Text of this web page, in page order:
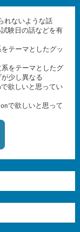
れないような話
験日の話などを有
をテーマとしたグッ
系をテーマとしたグ
少し異なる
で欲しいと思ってい
で欲しいと思って